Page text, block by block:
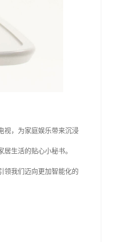
视，为家庭娱乐带来沉浸
生活的贴心小秘书。
领我们迈向更加智能化的